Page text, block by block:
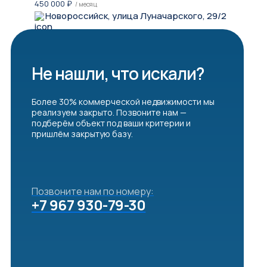
450 000 ₽ / месяц
Новороссийск, улица Луначарского, 29/2
Не нашли, что искали?
Более 30% коммерческой недвижимости мы
реализуем закрыто. Позвоните нам —
подберём объект под ваши критерии и
пришлём закрытую базу.
Позвоните нам по номеру:
+7 967 930-79-30